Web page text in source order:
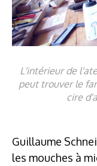
L'intérieur de
peut trouver le
cire
Guillaume
les mouches à